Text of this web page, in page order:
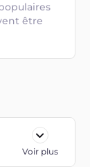
être
Voir plus